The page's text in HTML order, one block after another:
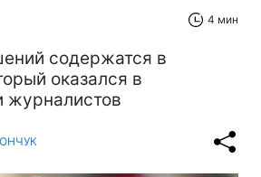
4 мин
содержатся в
оказался в
журналистов